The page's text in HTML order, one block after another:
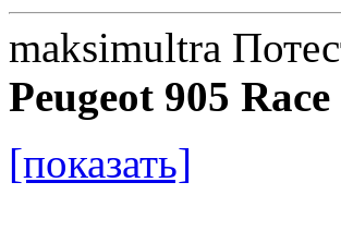
maksimultra
Peugeot 905
[показать]